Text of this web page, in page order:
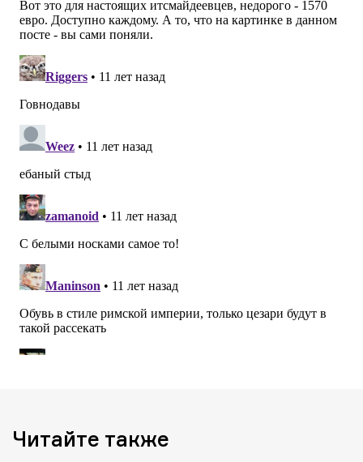
Читайте также